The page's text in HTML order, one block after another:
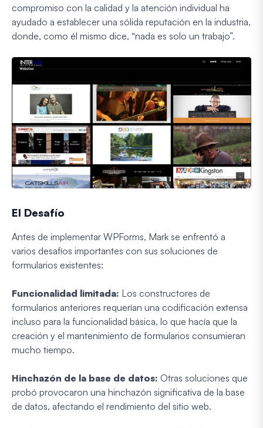
compromiso con la calidad y la atención individual ha
ayudado a establecer una sólida reputación en la industria,
donde, como él mismo dice, “nada es solo un trabajo”.
El Desafío
Antes de implementar WPForms, Mark se enfrentó a
varios desafíos importantes con sus soluciones de
formularios existentes:
Funcionalidad limitada: Los constructores de
formularios anteriores requerían una codificación extensa
incluso para la funcionalidad básica, lo que hacía que la
creación y el mantenimiento de formularios consumieran
mucho tiempo.
Hinchazón de la base de datos: Otras soluciones que
probó provocaron una hinchazón significativa de la base
de datos, afectando el rendimiento del sitio web.